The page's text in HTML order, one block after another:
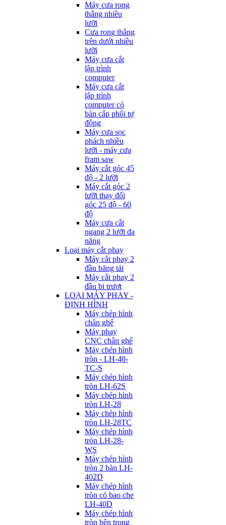
Máy cưa rong
thẳng nhiều
lưỡi
Cưa rong thẳng
trên dưới nhiều
lưỡi
Máy cưa cắt
lập trình
computer
Máy cưa cắt
lập trình
computer có
bàn cấp phôi tự
động
Máy cưa sọc
phách nhiều
lưỡi - máy cưa
fram saw
Máy cắt góc 45
độ - 2 lưỡi
Máy cắt góc 2
lưỡi thay đổi
góc 25 độ - 60
độ
Máy cưa cắt
ngang 2 lưỡi đa
năng
Loại máy cắt phay
Máy cắt phay 2
đầu băng tải
Máy cắt phay 2
đầu bi trượt
LOẠI MÁY PHAY -
ĐỊNH HÌNH
Máy chép hình
chân ghế
Máy phay
CNC chân ghế
Máy chép hình
tròn - LH-40-
TC-S
Máy chép hình
tròn LH-62S
Máy chép hình
tròn LH-28
Máy chép hình
tròn LH-28TC
Máy chép hình
tròn LH-28-
WS
Máy chép hình
tròn 2 bàn LH-
402D
Máy chép hình
tròn có bao che
LH-40D
Máy chép hình
tròn bên trong